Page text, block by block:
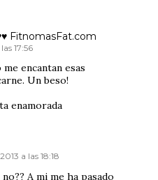
FitnomasFat.com
17:56
encantan esas
Un beso!
enamorada
a las 18:18
A mi me ha pasado